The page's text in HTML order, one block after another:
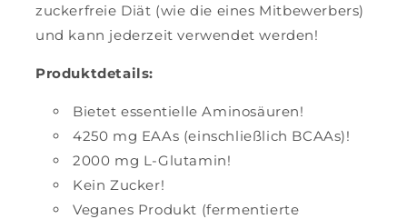
zuckerfreie Diät (wie die eines Mitbewerbers)
und kann jederzeit verwendet werden!
Produktdetails:
Bietet essentielle Aminosäuren!
4250 mg EAAs (einschließlich BCAAs)!
2000 mg L-Glutamin!
Kein Zucker!
Veganes Produkt (fermentierte